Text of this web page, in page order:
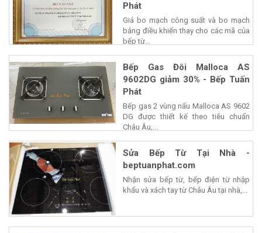
Phát
Giá bo mạch công suất và bo mạch
bảng điều khiển thay cho các mã của
bếp từ...
Bếp Gas Đôi Malloca AS
9602DG giảm 30% - Bếp Tuấn
Phát
Bếp gas 2 vùng nấu Malloca AS 9602
DG được thiết kế theo tiêu chuẩn
Châu Âu,...
Sửa Bếp Từ Tại Nhà -
beptuanphat.com
Nhận sửa bếp từ, bếp điện từ nhập
khẩu và xách tay từ Châu Âu tại nhà,...